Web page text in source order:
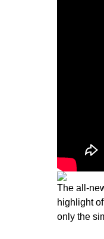
The all-
highlight
only the